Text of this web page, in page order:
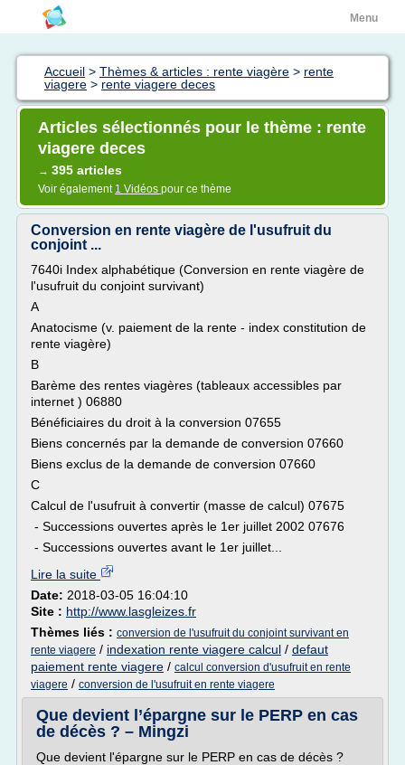
Menu
Accueil > Thèmes & articles : rente viagère > rente
viagere > rente viagere deces
Articles sélectionnés pour le thème : rente
viagere deces
→ 395 articles
Voir également 1 Vidéos pour ce thème
Conversion en rente viagère de l'usufruit du
conjoint ...
7640i Index alphabétique (Conversion en rente viagère de
l'usufruit du conjoint survivant)
A
Anatocisme (v. paiement de la rente - index constitution de
rente viagère)
B
Barème des rentes viagères (tableaux accessibles par
internet ) 06880
Bénéficiaires du droit à la conversion 07655
Biens concernés par la demande de conversion 07660
Biens exclus de la demande de conversion 07660
C
Calcul de l'usufruit à convertir (masse de calcul) 07675
- Successions ouvertes après le 1er juillet 2002 07676
- Successions ouvertes avant le 1er juillet...
Lire la suite
Date: 2018-03-05 16:04:10
Site : http://www.lasgleizes.fr
Thèmes liés : conversion de l'usufruit du conjoint survivant en
rente viagere / indexation rente viagere calcul / defaut
paiement rente viagere / calcul conversion d'usufruit en rente
viagere / conversion de l'usufruit en rente viagere
Que devient l’épargne sur le PERP en cas
de décès ? – Mingzi
Que devient l'épargne sur le PERP en cas de décès ?